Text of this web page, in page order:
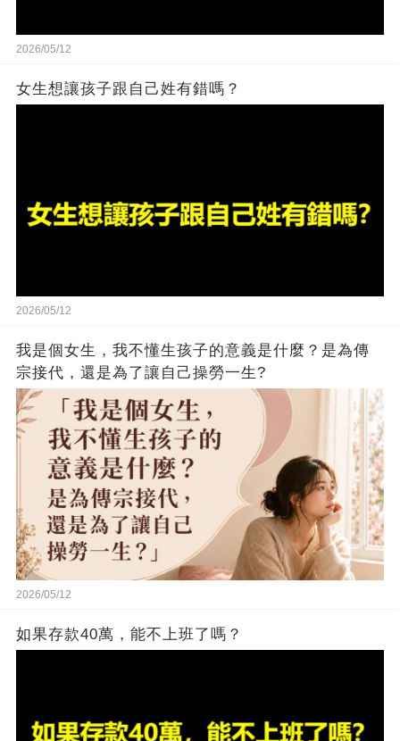
2026/05/12
女生想讓孩子跟自己姓有錯嗎？
2026/05/12
我是個女生，我不懂生孩子的意義是什麼？是為傳
宗接代，還是為了讓自己操勞一生?
2026/05/12
如果存款40萬，能不上班了嗎？